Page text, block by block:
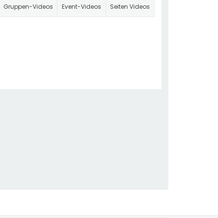
Seiten Videos
Event-Videos
Gruppen-Videos